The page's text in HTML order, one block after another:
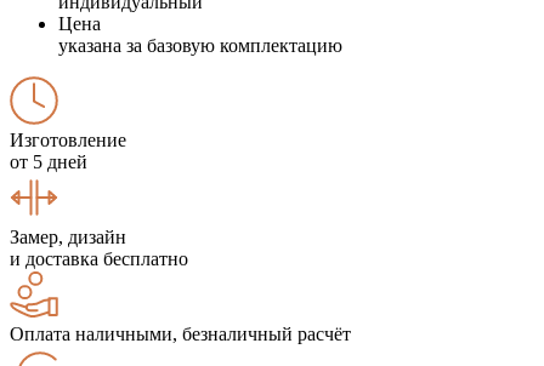
Цена
указана за базовую комплектацию
Изготовление
от 5 дней
Замер, дизайн
и доставка бесплатно
Оплата наличными, безналичный расчёт